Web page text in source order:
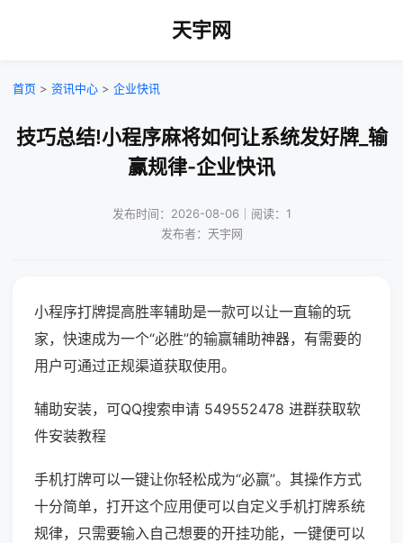
天宇网
首页 > 资讯中心 > 企业快讯
技巧总结!小程序麻将如何让系统发好牌_输
赢规律-企业快讯
发布时间：2026-08-06｜阅读：1
发布者：天宇网
小程序打牌提高胜率辅助是一款可以让一直输的玩
家，快速成为一个“必胜”的输赢辅助神器，有需要的
用户可通过正规渠道获取使用。
辅助安装，可QQ搜索申请 549552478 进群获取软
件安装教程
手机打牌可以一键让你轻松成为“必赢”。其操作方式
十分简单，打开这个应用便可以自定义手机打牌系统
规律，只需要输入自己想要的开挂功能，一键便可以